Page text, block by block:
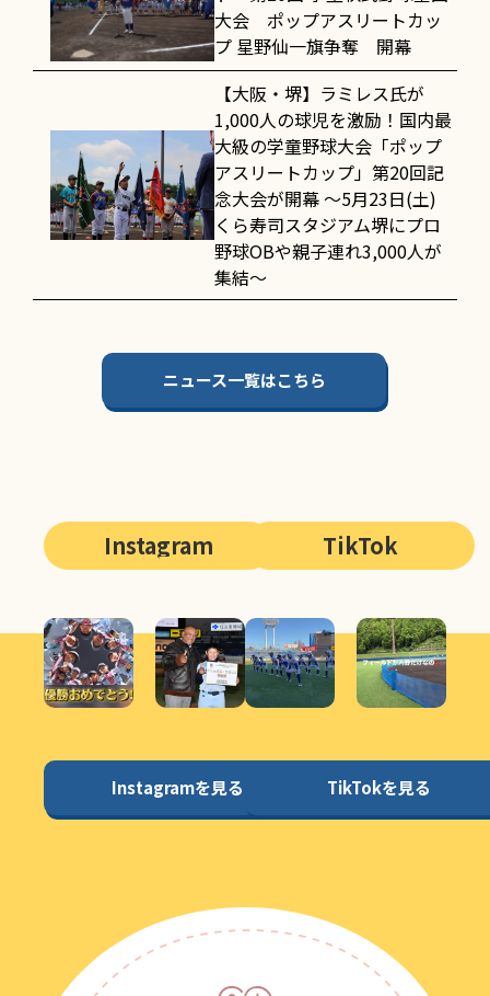
大会 ポップアスリートカッ
プ 星野仙一旗争奪 開幕
【大阪・堺】ラミレス氏が
1,000人の球児を激励！国内最
大級の学童野球大会「ポップ
アスリートカップ」第20回記
念大会が開幕 〜5月23日(土)
くら寿司スタジアム堺にプロ
野球OBや親子連れ3,000人が
集結〜
ニュース一覧はこちら
Instagram
Instagramを見る
TikTok
TikTokを見る